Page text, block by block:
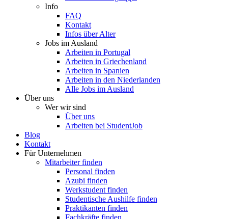
Info
FAQ
Kontakt
Infos über Alter
Jobs im Ausland
Arbeiten in Portugal
Arbeiten in Griechenland
Arbeiten in Spanien
Arbeiten in den Niederlanden
Alle Jobs im Ausland
Über uns
Wer wir sind
Über uns
Arbeiten bei StudentJob
Blog
Kontakt
Für Unternehmen
Mitarbeiter finden
Personal finden
Azubi finden
Werkstudent finden
Studentische Aushilfe finden
Praktikanten finden
Fachkräfte finden